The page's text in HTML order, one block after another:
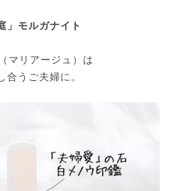
」モルガナイト
マリアージュ）は
合うご夫婦に。